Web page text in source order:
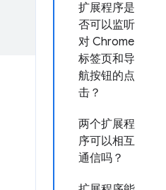
扩展程序是
否可以监听
对 Chrome
标签页和导
航按钮的点
击？
两个扩展程
序可以相互
通信吗？